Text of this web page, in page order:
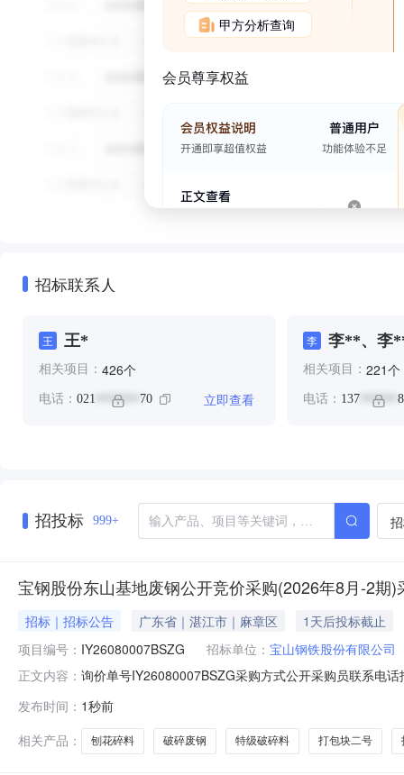
甲方分析查询
会员尊享权益
招标联系人
王 王*
相关项目： 426个
电话： 021 ******* 70 立即查看
李 李**、李
相关项目： 221个
电话： 137 ******
招投标 999+
宝钢股份东山基地废钢公开竞价采购(2026年8月-2期
招标｜招标公告 广东省｜湛江市｜麻章区
1天后投标截止
项目编号： IY26080007BSZG 招标单位： 宝山钢铁股份有限公司
正文内容： 询价单号IY26080007BSZG采购方式公开采购员联系电
≤800mm×800mm、壁厚≥2mm500.0TON2026-08-
发布时间： 1秒前
相关产品：
刨花碎料 破碎废钢 特级破碎料 打包块二号